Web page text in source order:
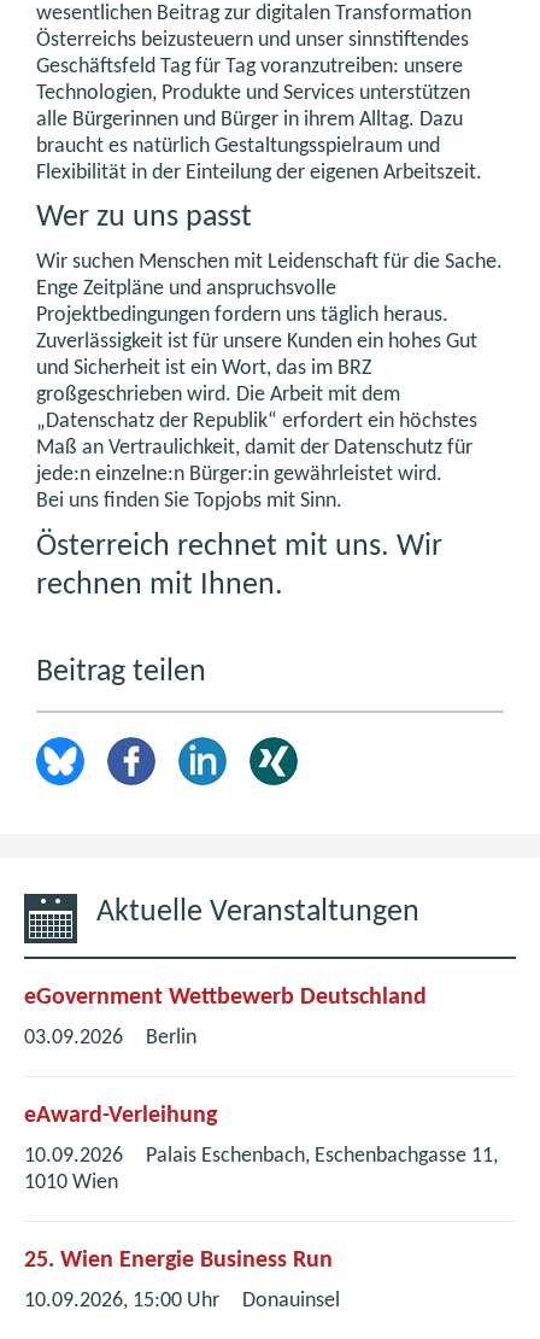
wesentlichen Beitrag zur digitalen Transformation
Österreichs beizusteuern und unser sinnstiftendes
Geschäftsfeld Tag für Tag voranzutreiben: unsere
Technologien, Produkte und Services unterstützen
alle Bürgerinnen und Bürger in ihrem Alltag. Dazu
braucht es natürlich Gestaltungsspielraum und
Flexibilität in der Einteilung der eigenen Arbeitszeit.
Wer zu uns passt
Wir suchen Menschen mit Leidenschaft für die Sache.
Enge Zeitpläne und anspruchsvolle
Projektbedingungen fordern uns täglich heraus.
Zuverlässigkeit ist für unsere Kunden ein hohes Gut
und Sicherheit ist ein Wort, das im BRZ
großgeschrieben wird. Die Arbeit mit dem
„Datenschatz der Republik“ erfordert ein höchstes
Maß an Vertraulichkeit, damit der Datenschutz für
jede:n einzelne:n Bürger:in gewährleistet wird.
Bei uns finden Sie Topjobs mit Sinn.
Österreich rechnet mit uns. Wir
rechnen mit Ihnen.
Beitrag teilen
Aktuelle Veranstaltungen
eGovernment Wettbewerb Deutschland
03.09.2026 Berlin
eAward-Verleihung
10.09.2026
Palais Eschenbach, Eschenbachgasse 11,
1010 Wien
25. Wien Energie Business Run
10.09.2026, 15:00 Uhr Donauinsel